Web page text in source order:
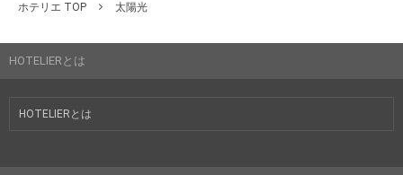
ホテリエ TOP 太陽光
HOTELIERとは
HOTELIERとは